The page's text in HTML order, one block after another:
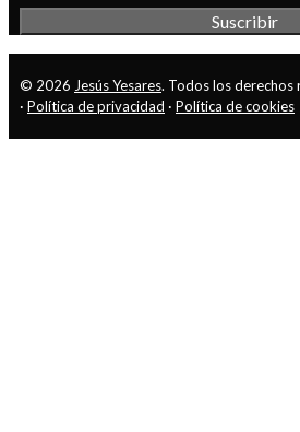
© 2026 Jesús Yesares. Todos los derechos
· Política de privacidad · Política de cookies